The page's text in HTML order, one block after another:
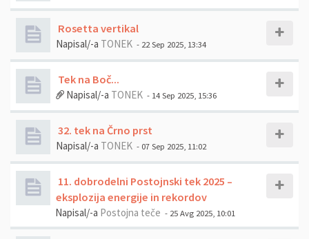
Rosetta vertikal
Napisal/-a TONEK - 22 Sep 2025, 13:34
Tek na Boč...
Napisal/-a TONEK - 14 Sep 2025, 15:36
32. tek na Črno prst
Napisal/-a TONEK - 07 Sep 2025, 11:02
11. dobrodelni Postojnski tek 2025 –
eksplozija energije in rekordov
Napisal/-a Postojna teče - 25 Avg 2025, 10:01